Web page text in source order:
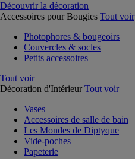
Découvrir la décoration
Accessoires pour Bougies Tout voir
Photophores & bougeoirs
Couvercles & socles
Petits accessoires
Tout voir
Décoration d'Intérieur Tout voir
Vases
Accessoires de salle de bain
Les Mondes de Diptyque
Vide-poches
Papeterie